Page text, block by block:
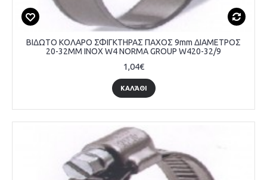
ΒΙΔΩΤΟ ΚΟΛΑΡΟ ΣΦΙΓΚΤΗΡΑΣ ΠΑΧΟΣ 9mm ΔΙΑΜΕΤΡΟΣ
20-32MM INOX W4 NORMA GROUP W420-32/9
1,04€
ΚΑΛΆΘΙ